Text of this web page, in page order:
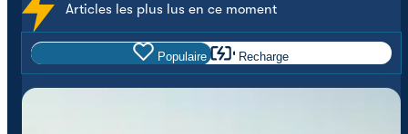
Articles les plus lus en ce moment
Populaire Recharge